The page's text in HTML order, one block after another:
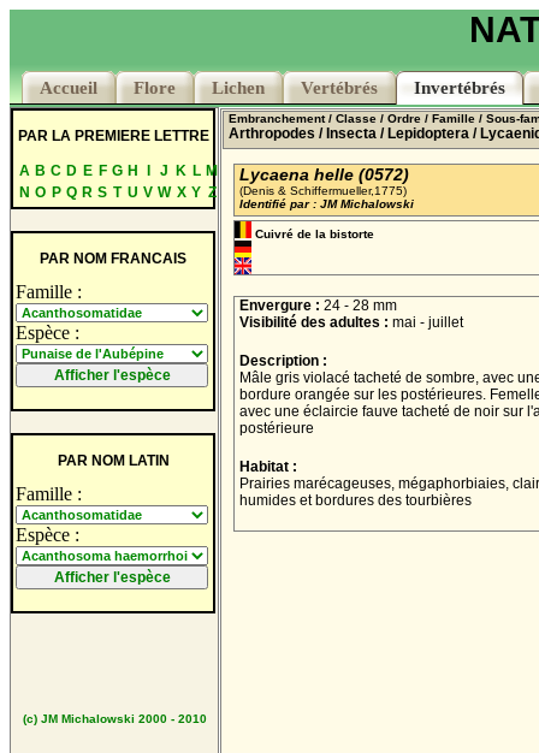
Accueil Flore Lichen Vertébrés Invertébrés
Accueil Flore Lichen Vertébrés Invertébrés
PAR LA PREMIERE LETTRE
A B C D E F G H J K L M
N O P Q R S T U V W X Y Z
PAR NOM FRANCAIS
Famille :
Espèce :
PAR NOM LATIN
Famille :
Espèce :
(c) JM Michalowski 2000 - 2010
Embranchement/ Classe / Ordre / Famille / Sous-
Arthropodes / Insecta / Lepidoptera /
Lycaena helle (0572)
(Denis & Schiffermueller,1775)
Identifié par : JM Michalowski
Cuivré de la bistorte
Envergure : 24 - 28 mm
Visibilité des adultes : mai - juillet
Description :
Mâle gris violacé tacheté de sombre, avec
bordure orangée sur les postérieures.
avec une éclaircie fauve tacheté de noir sur
postérieure
Habitat :
Prairies marécageuses, mégaphorbiaies,
humides et bordures des tourbières